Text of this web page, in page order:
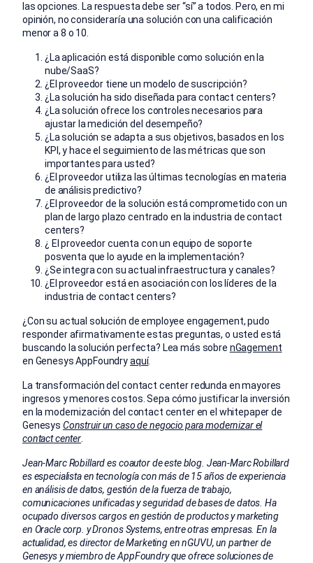
las opciones. La respuesta debe ser “sí” a todos. Pero, en mi
opinión, no consideraría una solución con una calificación
menor a 8 o 10.
¿La aplicación está disponible como solución en la
nube/SaaS?
¿El proveedor tiene un modelo de suscripción?
¿La solución ha sido diseñada para contact centers?
¿La solución ofrece los controles necesarios para
ajustar la medición del desempeño?
¿La solución se adapta a sus objetivos, basados en los
KPI, y hace el seguimiento de las métricas que son
importantes para usted?
¿El proveedor utiliza las últimas tecnologías en materia
de análisis predictivo?
¿El proveedor de la solución está comprometido con un
plan de largo plazo centrado en la industria de contact
centers?
¿ El proveedor cuenta con un equipo de soporte
posventa que lo ayude en la implementación?
¿Se integra con su actual infraestructura y canales?
¿El proveedor está en asociación con los líderes de la
industria de contact centers?
¿Con su actual solución de employee engagement, pudo
responder afirmativamente estas preguntas, o usted está
buscando la solución perfecta? Lea más sobre nGagement
en Genesys AppFoundryaquí.
La transformación del contact center redunda en mayores
ingresos y menores costos. Sepa cómo justificar la inversión
en la modernización del contact center en el whitepaper de
Genesys Construir un caso de negocio para modernizar el
contact center.
Jean-Marc Robillard es coautor de este blog. Jean-Marc Robillard
es especialista en tecnología con más de 15 años de experiencia
en análisis de datos, gestión de la fuerza de trabajo,
comunicaciones unificadas y seguridad de bases de datos. Ha
ocupado diversos cargos en gestión de productos y marketing
en Oracle corp. y Dronos Systems, entre otras empresas. En la
actualidad, es director de Marketing en nGUVU, un partner de
Genesys y miembro de AppFoundry que ofrece soluciones de